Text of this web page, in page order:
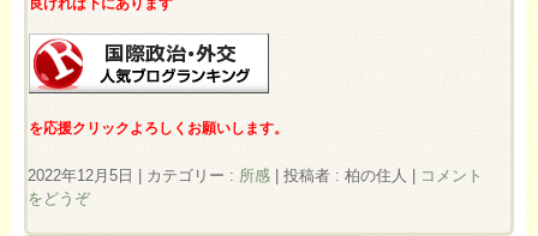
良ければ下にあります
を応援クリックよろしくお願いします。
2022年12月5日 カテゴリー : 所感 投稿者 : 柏の住人
コメント
をどうぞ